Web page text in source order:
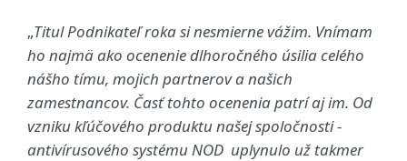
„Titul Podnikateľ roka si nesmierne vážim. Vnímam
ho najmä ako ocenenie dlhoročného úsilia celého
nášho tímu, mojich partnerov a našich
zamestnancov. Časť tohto ocenenia patrí aj im. Od
vzniku kľúčového produktu našej spoločnosti -
antivírusového systému NOD uplynulo už takmer